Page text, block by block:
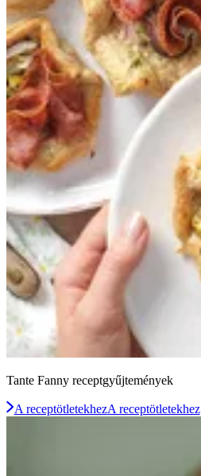
Tante Fanny receptgyűjtemények
A receptötletekhezA receptötletekhez